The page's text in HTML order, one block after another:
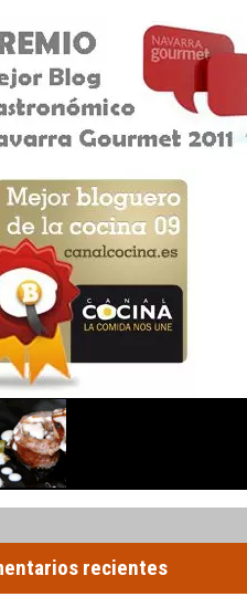
recientes